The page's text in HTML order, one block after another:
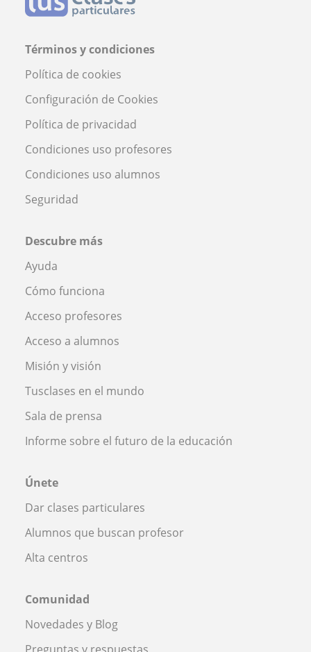
Términos y condiciones
Política de cookies
Configuración de Cookies
Política de privacidad
Condiciones uso profesores
Condiciones uso alumnos
Seguridad
Descubre más
Ayuda
Cómo funciona
Acceso profesores
Acceso a alumnos
Misión y visión
Tusclases en el mundo
Sala de prensa
Informe sobre el futuro de la educación
Únete
Dar clases particulares
Alumnos que buscan profesor
Alta centros
Comunidad
Novedades y Blog